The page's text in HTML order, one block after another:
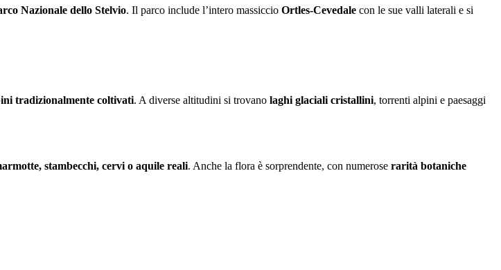
Nazionale dello Stelvio. Il parco include l’intero massiccio Ortles-Cevedale con le sue valli laterali e si
tradizionalmente coltivati. A diverse altitudini si trovano laghi glaciali cristallini, torrenti alpini e paesaggi
stambecchi, cervi o aquile reali. Anche la flora è sorprendente, con numerose rarità botaniche